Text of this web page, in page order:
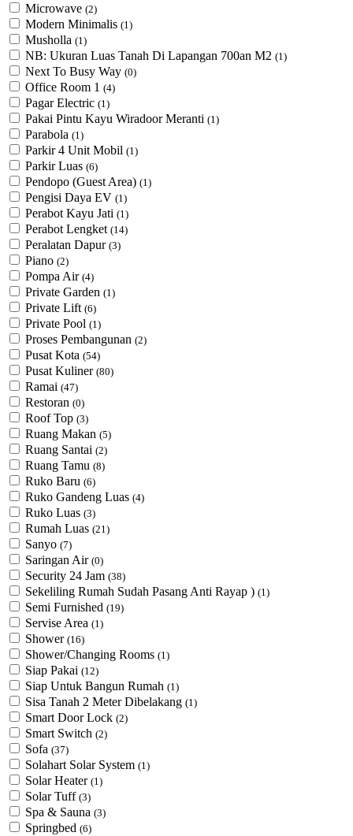
Microwave (2)
Modern Minimalis (1)
Musholla (1)
NB: Ukuran Luas Tanah Di Lapangan 700an M2 (1)
Next To Busy Way (0)
Office Room 1 (4)
Pagar Electric (1)
Pakai Pintu Kayu Wiradoor Meranti (1)
Parabola (1)
Parkir 4 Unit Mobil (1)
Parkir Luas (6)
Pendopo (Guest Area) (1)
Pengisi Daya EV (1)
Perabot Kayu Jati (1)
Perabot Lengket (14)
Peralatan Dapur (3)
Piano (2)
Pompa Air (4)
Private Garden (1)
Private Lift (6)
Private Pool (1)
Proses Pembangunan (2)
Pusat Kota (54)
Pusat Kuliner (80)
Ramai (47)
Restoran (0)
Roof Top (3)
Ruang Makan (5)
Ruang Santai (2)
Ruang Tamu (8)
Ruko Baru (6)
Ruko Gandeng Luas (4)
Ruko Luas (3)
Rumah Luas (21)
Sanyo (7)
Saringan Air (0)
Security 24 Jam (38)
Sekeliling Rumah Sudah Pasang Anti Rayap ) (1)
Semi Furnished (19)
Servise Area (1)
Shower (16)
Shower/Changing Rooms (1)
Siap Pakai (12)
Siap Untuk Bangun Rumah (1)
Sisa Tanah 2 Meter Dibelakang (1)
Smart Door Lock (2)
Smart Switch (2)
Sofa (37)
Solahart Solar System (1)
Solar Heater (1)
Solar Tuff (3)
Spa & Sauna (3)
Springbed (6)